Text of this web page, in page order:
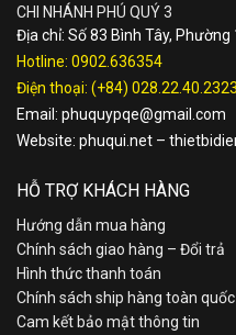
CHI NHÁNH PHÚ QUÝ 3
Địa chỉ: Số 83 Bình Tây, Phường
Hotline: 0902.636354
Điện thoại: (+84) 028.22.40.2323
Email: phuquypqe@gmail.com
Website: phuqui.net –
HỖ TRỢ KHÁCH HÀNG
Hướng dẫn mua hàng
Chính sách giao hàng – Đổi trả
Hình thức thanh toán
Chính sách ship hàng toàn quốc
Cam kết bảo mật thông tin